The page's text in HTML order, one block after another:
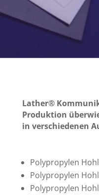
Lather®
Produktion
in verschiedenen
Polypropylen
Polypropylen
Polypropylen